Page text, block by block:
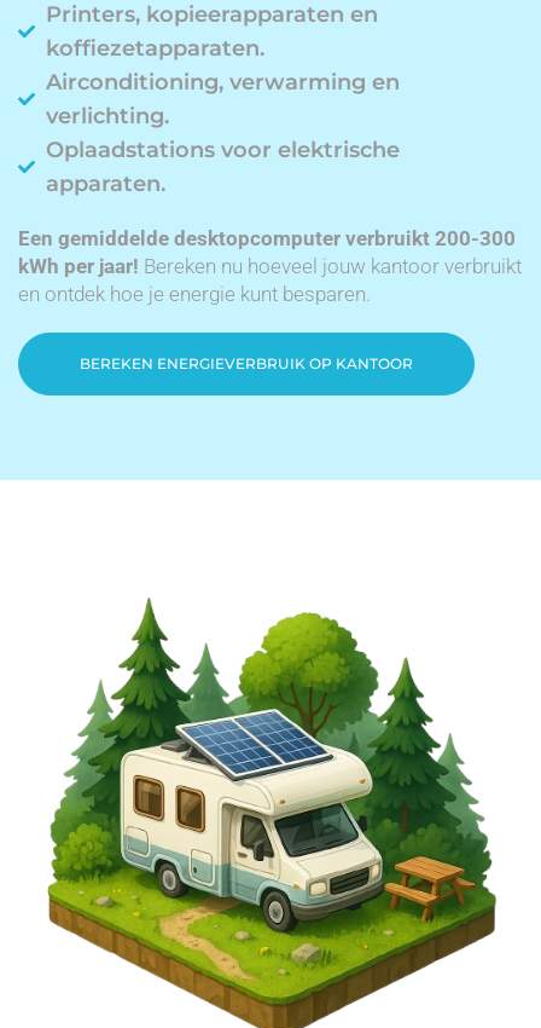
Printers, kopieerapparaten en
koffiezetapparaten.
Airconditioning, verwarming en
verlichting.
Oplaadstations voor elektrische
apparaten.
Een gemiddelde desktopcomputer verbruikt 200-300
kWh per jaar! Bereken nu hoeveel jouw kantoor verbruikt
en ontdek hoe je energie kunt besparen.
BEREKEN ENERGIEVERBRUIK OP KANTOOR